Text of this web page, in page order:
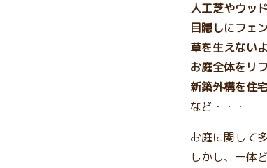
人工芝やウッ
目隠しにフェ
草を生えない
お庭全体をリ
新築外構を住
など・・・
お庭に関して
しかし、一体